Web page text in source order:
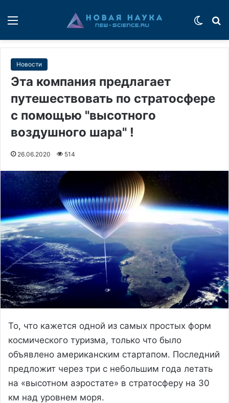
Новости
Эта компания предлагает
путешествовать по стратосфере
с помощью "высотного
воздушного шара" !
26.06.2020 514
То, что кажется одной из самых простых форм
космического туризма, только что было
объявлено американским стартапом. Последний
предложит через три с небольшим года летать
на «высотном аэростате» в стратосферу на 30
км над уровнем моря.